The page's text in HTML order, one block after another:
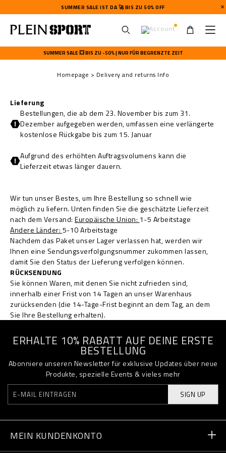
SUMMER SALE IST DA 🚀 BIS ZU 50% OFF
s
e
m
u
SUMMER SALE 💥 BIS ZU -50% | NUR FÜR BEGRENZTE ZEIT
Homepage Delivery and returns Info
Lieferung
Bestellungen, die ab dem 23. November bis zum 31.
Dezember aufgegeben werden, umfassen eine verlängerte
kostenlose Rückgabe bis zum 15. Januar
Aufgrund des erhöhten Auftragsvolumens kann die
Lieferzeit etwas länger dauern.
Wir tun unser Bestes, um Ihre Bestellung so schnell wie
möglich zu liefern. Unten finden Sie die geschätzte Lieferzeit
nach dem Versand: Europäische Union: 1-5 Arbeitstage
Andere Länder: 5-10 Arbeitstage
Nachdem das Paket unser Lager verlassen hat, werden wir
Ihnen eine Sendungsverfolgungsnummer zukommen lassen,
damit Sie den Status der Lieferung verfolgen können.
RÜCKSENDUNG
Sie können Waren, mit denen Sie nicht zufrieden sind,
innerhalb einer Frist von 14 Tagen an unser Warenhaus
zurücksenden (die 14-Tage-Frist beginnt an dem Tag, an dem
Sie Ihre Bestellung erhalten).
ERHALTE 10% RABATT AUF DEINE ERSTE
BESTELLUNG
Abonniere unseren Newsletter für exklusive Updates über neue
Produkte, spezielle Events & vieles mehr
SIGN UP
MEIN KUNDENKONTO